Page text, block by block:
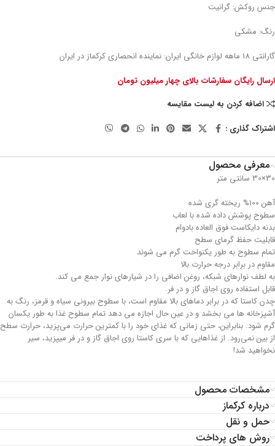
جنس روکش: گرانیت
رنگ: مشکی
گارانتی 18 ماهه لوازم خانگی ایران: نماینده انحصاری کرکماز در ایران
ارسال رایگان سفارشات بالای چهار میلیون تومان
اضافه کردن به لیست مقایسه
اشتراک گذاری :
معرفی محصول
30×30 سانتی متر
آهن 100% ریخته گری شده
سطوح پوشش داده شده با لعاب
بدنه دایکاست فوق العاده بادوام
قابلیت حفظ گرمای سطح
تمام سطوح به طور یکنواخت گرم می شوند
مقاوم در برابر درجه حرارت بالا
به لطف نوارهای شبکه، روغن اضافی را در شیارهای نوار جمع می کند.
قابل استفاده روی اجاق گاز و در فر.
چدن کاستا که در برابر دماهای بالا مقاوم است، با سطوح بیرونی سیاه و قرمز، رنگ به
آشپزخانه ها می بخشد و در عین حال اجازه می دهد تمام سطوح غذا به طور یکسان
گرم شود. بنابراین، حتی زمانی که غذای خود را با کمترین حرارت می‌پزید، حرارت سطح
از بین نمی‌رود. از غذاهایی که با سری کاستا روی اجاق گاز و در فر میپزید، سیر
نخواهید شد!
مشخصات محصول
درباره کرکماز
حمل و نقل
روش های پرداخت